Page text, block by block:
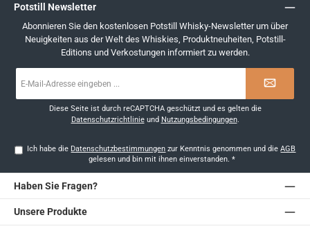
Potstill Newsletter
Abonnieren Sie den kostenlosen Potstill Whisky-Newsletter um über
Neuigkeiten aus der Welt des Whiskies, Produktneuheiten, Potstill-
Editions und Verkostungen informiert zu werden.
Mail-
Diese Seite ist durch reCAPTCHA geschützt und es gelten die
Datenschutzrichtlinieund Nutzungsbedingungen.
Ich habe die Datenschutzbestimmungen zur Kenntnis genommen und dieAGB
gelesen und bin mit ihnen einverstanden. *
Haben Sie Fragen?
Unsere Produkte